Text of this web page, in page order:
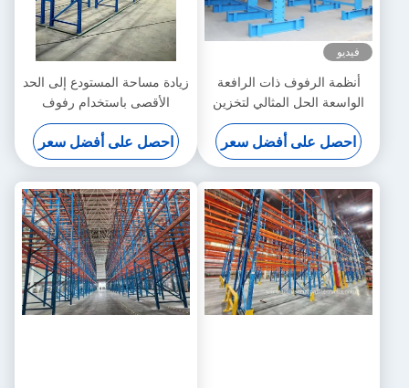
فيديو
أنظمة الرفوف ذات الرافعة
الواسعة الحل المثالي لتخزين
المواد الطويلة والثقيلة وغير
المنتظمة
احصل على أفضل سعر
زيادة مساحة المستودع إلى الحد
الأقصى باستخدام رفوف
الحمولات الثقيلة. القدرة الكبيرة
على الحمل، التصميم القابل
للتعديل، والأنظمة المتوافقة مع
الشاحنات الشوكية
احصل على أفضل سعر